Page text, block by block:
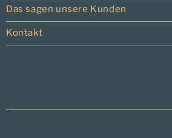
Das sagen unsere Kunden
Kontakt